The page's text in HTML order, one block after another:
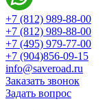
+7 (812) 989-88-00
+7 (812) 989-88-00
+7 (495) 979-77-00
+7 (904)856-09-15
info@saveroad.ru
Заказать звонок
Задать вопрос